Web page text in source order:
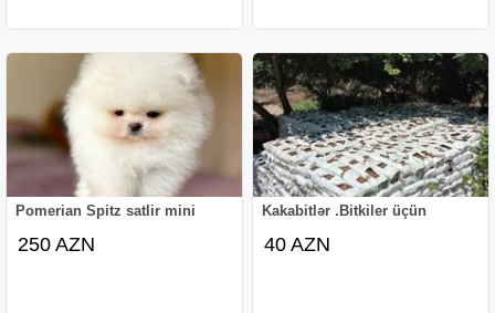
Pomerian Spitz satlir mini
250 AZN
Kakabitlər .Bitkiler üçün
40 AZN